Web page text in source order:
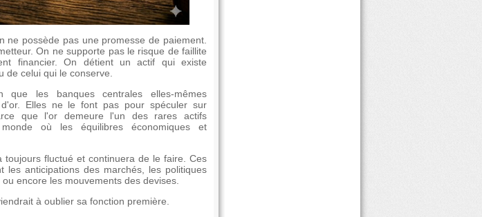
ne possède pas une promesse de paiement.
On ne supporte pas le risque de faillite
financier. On détient un actif qui existe
de celui qui le conserve.
que les banques centrales elles-mêmes
Elles ne le font pas pour spéculer sur
que l'or demeure l'un des rares actifs
où les équilibres économiques et
fluctué et continuera de le faire. Ces
les anticipations des marchés, les politiques
encore les mouvements des devises.
à oublier sa fonction première.